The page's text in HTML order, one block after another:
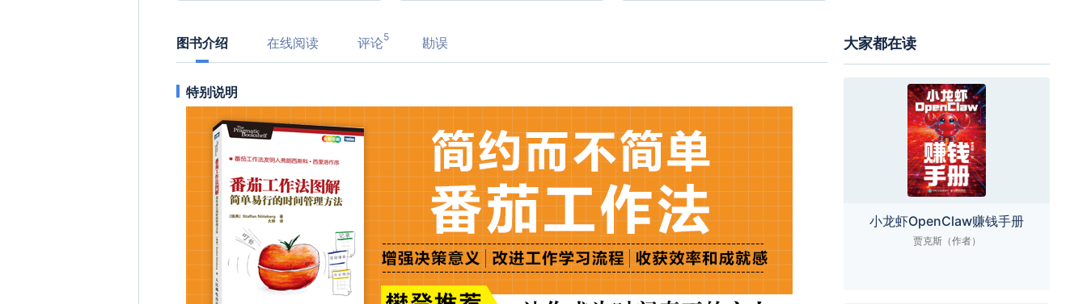
图书介绍 在线阅读 评论5 勘误
特别说明
大家都在读
小龙虾OpenClaw赚钱手册
贾克斯（作者）